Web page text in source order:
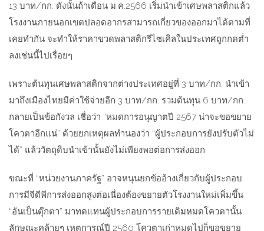
13 บาท/กก. ดังนั้นถ้าเดือน ม.ค.2566 เริ่มนำเข้าเศษพลาสติกแล้ว
โรงงานภายนอกเขตปลอดอากรสามารถเกี่ยวของออกมาได้ตามที่
เคยทำกัน จะทำให้ราคาขวดพลาสติกรีไซเคิลในประเทศถูกกดต่ำ
ลงเช่นนี้ไปเรื่อยๆ
เพราะต้นทุนเศษพลาสติกจากต่างประเทศอยู่ที่ 3 บาท/กก. นำเข้า
มาถึงเมืองไทยมีค่าใช้จ่ายอีก 3 บาท/กก. รวมต้นทุน 6 บาท/กก.
กลายเป็นข้อกังวล เชื่อว่า “หมดการอนุญาตปี 2567 น่าจะขอขยาย
โควตาอีกแน่” ด้วยยกเหตุผลทำนองว่า “ผู้ประกอบการยังปรับตัวไม่
ได้” แล้ววัตถุดิบนำเข้านั้นยังไม่เพียงพอต่อการส่งออก
ขณะที่ “หน่วยงานภาครัฐ” อาจหนุนยกข้ออ้างเกี่ยวกับผู้ประกอบ
การมีจีดีพีการส่งออกสูงต่อเนื่องต้องขยายตัวโรงงานใหม่เพิ่มขึ้น
“อันเป็นตุ๊กตา” มาทดแทนผู้ประกอบการรายเดิมหมดโควตานั้น
ลักษณะคล้ายๆ เหตุการณ์ปี 2560 โควตาเก่าหมดไปก็ขอขยาย